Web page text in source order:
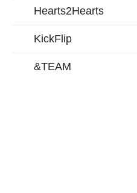
Hearts2Hearts
KickFlip
&TEAM